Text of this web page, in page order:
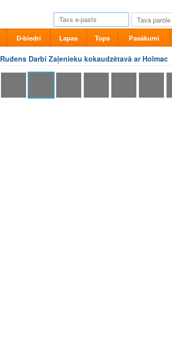
D-biedri Lapas Tops Pasākumi
Rudens Darbi Zaļenieku kokaudzētavā ar Holmac